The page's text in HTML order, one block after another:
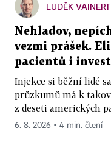
LUDĚK VAINERT
Nehladov,
vezmi prášek.
pacientů i
Injekce si běžní lidé
průzkumů má k
z deseti amerických
6. 8. 2026 ▪ 4 min. čtení